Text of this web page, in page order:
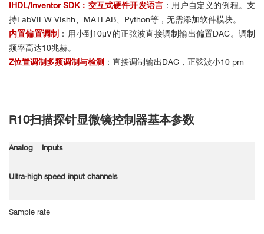
IHDL/Inventor SDK：交互式硬件开发语言 ：用户自定义的例程。支
持LabVIEW VIshh、MATLAB、Python等，无需添加软件模块。
内置偏置调制 ：用小到10μV的正弦波直接调制输出偏置DAC。调制
频率高达10兆赫。
Z位置调制多频调制与检测 ：直接调制输出DAC，正弦波小10 pm
R10扫描探针显微镜控制器基本参数
Analog Inputs
Ultra-high speed input channels
Sample rate